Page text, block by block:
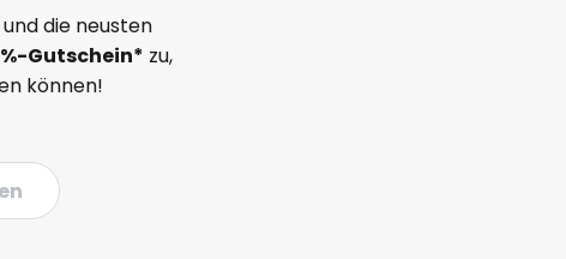
die neusten
%-Gutschein* zu,
können!